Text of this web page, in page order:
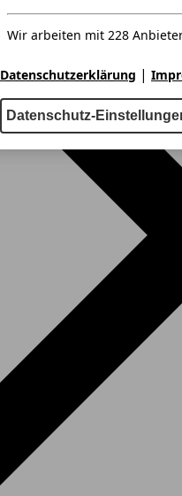
Wir arbeiten mit 228
Datenschutzerklärung |
Datenschutz-